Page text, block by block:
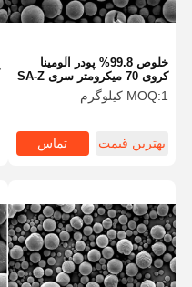
خلوص 99.8% پودر آلومینا
کروی 70 میکرومتر سری SA-Z
MOQ:1 کیلوگرم
بهترین قیمت تماس